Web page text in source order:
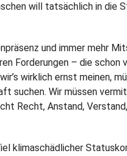
will tatsächlich in die
und immer mehr
Forderungen – die schon
wirklich ernst meinen,
suchen. Wir müssen
Recht, Anstand,
klimaschädlicher